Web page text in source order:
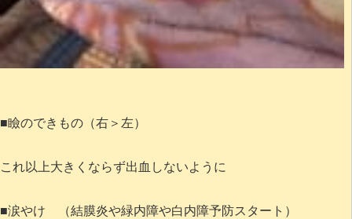
■瞼のできもの（右＞左）
これ以上大きくならず出血しないように
■涙やけ （結膜炎や緑内障や白内障予防スタート）